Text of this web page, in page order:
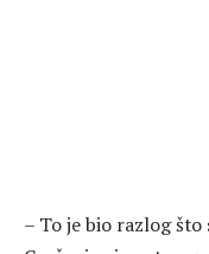
– To je bio razlog što